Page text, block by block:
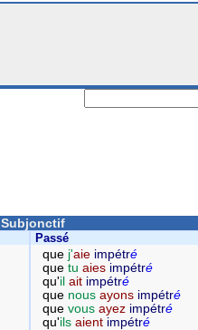
Subjonctif
Passé
que j'aie impétré
quetuaies impétré
qu'ilait impétré
que nousayons impétré
quevousayez impétré
qu'ilsaient impétré